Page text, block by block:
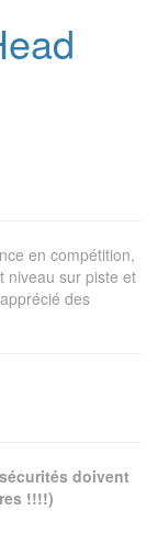
en compétition,
niveau sur piste et
des
doivent
!!!!)